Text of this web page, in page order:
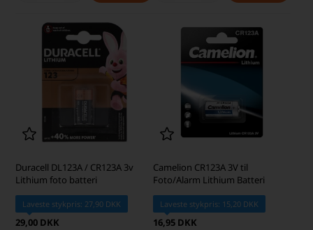
Duracell DL123A / CR123A 3v
Lithium foto batteri
Laveste stykpris: 27,90 DKK
29,00 DKK
Camelion CR123A 3V til
Foto/Alarm Lithium Batteri
Laveste stykpris: 15,20 DKK
16,95 DKK